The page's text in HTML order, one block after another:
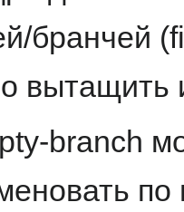
бранчей
вытащить
branch